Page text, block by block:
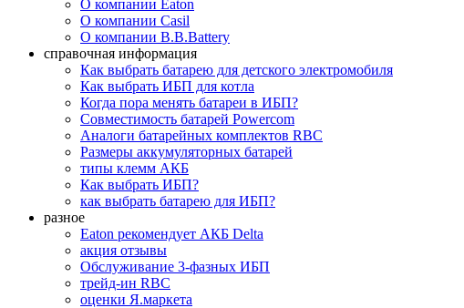
О компании Eaton
О компании Casil
О компании B.B.Battery
справочная информация
Как выбрать батарею для детского электромобиля
Как выбрать ИБП для котла
Когда пора менять батареи в ИБП?
Совместимость батарей Powercom
Аналоги батарейных комплектов RBC
Размеры аккумуляторных батарей
типы клемм АКБ
Как выбрать ИБП?
как выбрать батарею для ИБП?
разное
Eaton рекомендует АКБ Delta
акция отзывы
Обслуживание 3-фазных ИБП
трейд-ин RBC
оценки Я.маркета